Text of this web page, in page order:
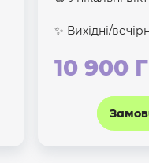
✨ Вихідні/
10 900